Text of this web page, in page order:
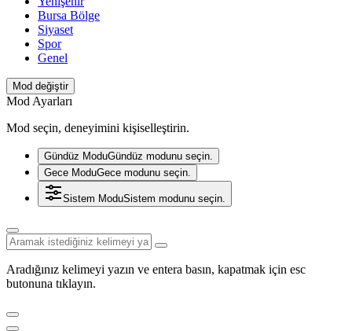
Bursa Bölge
Siyaset
Spor
Genel
Mod değiştir
Mod Ayarları
Mod seçin, deneyimini kişiselleştirin.
Gündüz ModuGündüz modunu seçin.
Gece ModuGece modunu seçin.
Sistem ModuSistem modunu seçin.
Aradığınız kelimeyi yazın ve entera basın, kapatmak için esc
butonuna tıklayın.